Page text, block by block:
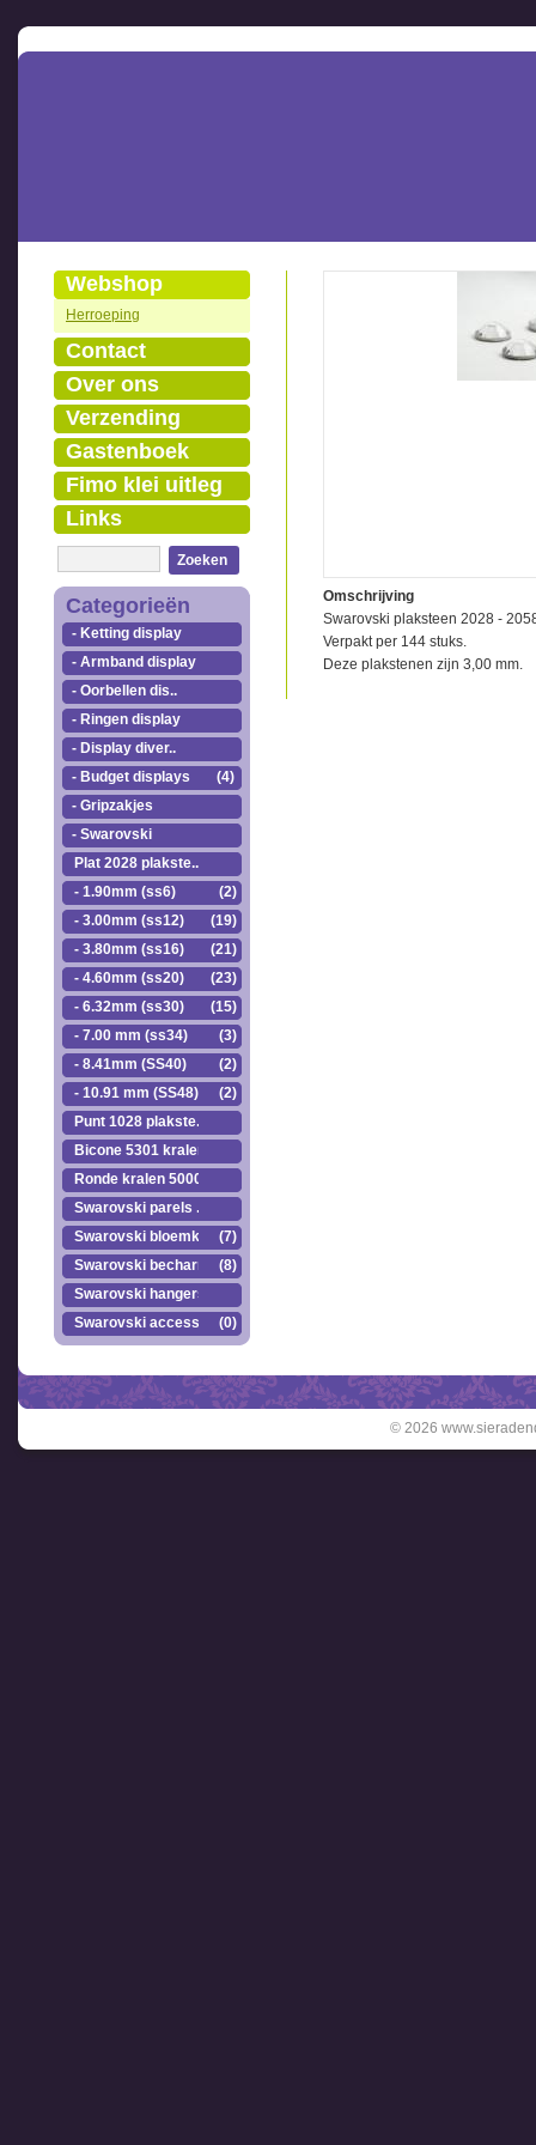
Webshop
Herroeping
Contact
Over ons
Verzending
Gastenboek
Fimo klei uitleg
Links
Zoeken
Categorieën
- Ketting display
- Armband display
- Oorbellen dis..
- Ringen display
- Display diver..
- Budget displays
(4)
- Gripzakjes
- Swarovski
Plat 2028 plakste..
- 1.90mm (ss6)
(2)
- 3.00mm (ss12)
(19)
- 3.80mm (ss16)
(21)
- 4.60mm (ss20)
(23)
- 6.32mm (ss30)
(15)
- 7.00 mm (ss34)
(3)
- 8.41mm (SS40)
(2)
- 10.91 mm (SS48)
(2)
Punt 1028 plakste..
Bicone 5301 kralen.
Ronde kralen 5000
Swarovski parels ..
Swarovski bloemkr..
(7)
Swarovski becharmed(8)
Swarovski hangers
Swarovski accesso..
(0)
Omschrijving
Swarovski plaksteen 2028 -
Verpakt per 144 stuks.
Deze plakstenen zijn 3,00 mm.
© 2026